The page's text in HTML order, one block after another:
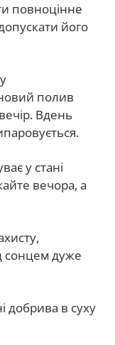
повноцінне
його
полив
Вдень
у стані
вечора, а
сонцем дуже
добрива в суху